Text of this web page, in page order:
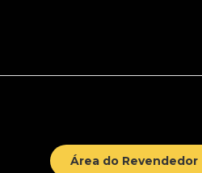
Área do Revendedor